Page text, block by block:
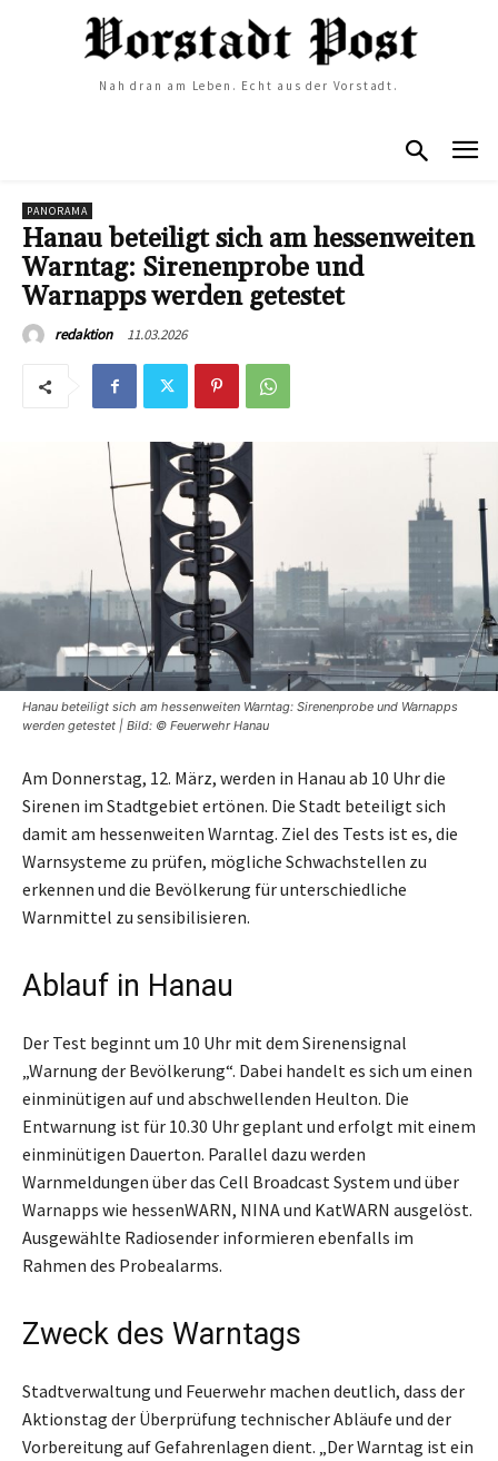
Nah dran am Leben. Echt aus der Vorstadt.
PANORAMA
Hanau beteiligt sich am hessenweiten
Warntag: Sirenenprobe und
Warnapps werden getestet
redaktion 11.03.2026
Hanau beteiligt sich am hessenweiten Warntag: Sirenenprobe und Warnapps
werden getestet | Bild: © Feuerwehr Hanau
Am Donnerstag, 12. März, werden in Hanau ab 10 Uhr die
Sirenen im Stadtgebiet ertönen. Die Stadt beteiligt sich
damit am hessenweiten Warntag. Ziel des Tests ist es, die
Warnsysteme zu prüfen, mögliche Schwachstellen zu
erkennen und die Bevölkerung für unterschiedliche
Warnmittel zu sensibilisieren.
Ablauf in Hanau
Der Test beginnt um 10 Uhr mit dem Sirenensignal
„Warnung der Bevölkerung“. Dabei handelt es sich um einen
einminütigen auf und abschwellenden Heulton. Die
Entwarnung ist für 10.30 Uhr geplant und erfolgt mit einem
einminütigen Dauerton. Parallel dazu werden
Warnmeldungen über das Cell Broadcast System und über
Warnapps wie hessenWARN, NINA und KatWARN ausgelöst.
Ausgewählte Radiosender informieren ebenfalls im
Rahmen des Probealarms.
Zweck des Warntags
Stadtverwaltung und Feuerwehr machen deutlich, dass der
Aktionstag der Überprüfung technischer Abläufe und der
Vorbereitung auf Gefahrenlagen dient. „Der Warntag ist ein